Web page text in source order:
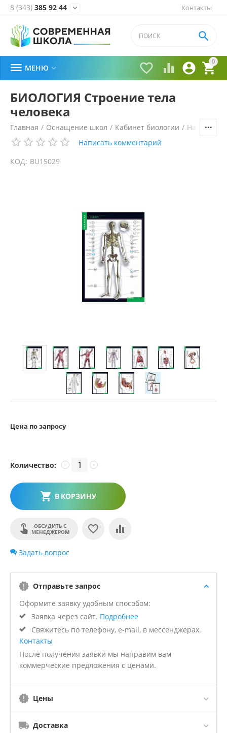
Контакты
8 (343) 385 92 44 
0


 

 МЕНЮ 
БИОЛОГИЯ Строение тела
человека
Главная / Оснащение школ / Кабинет биологии /
Написать комментарий
КОД: BU15029
Цена по запросу
Количество: +
−
В КОРЗИНУ
ОБСУДИТЬ С
МЕНЕДЖЕРОМ
Задать вопрос
Отправьте запрос
Оформите заявку удобным способом:
Заявка через сайт. Подробнее
Свяжитесь по телефону, e-mail, в мессенджерах.
Контакты
После получения заявки мы направим вам
коммерческие предложения с ценами.
Цены
Доставка